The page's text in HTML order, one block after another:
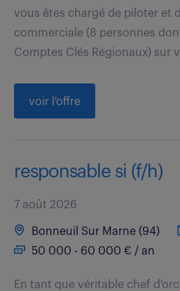
vous êtes chargé de piloter et
commerciale (8 personnes
Comptes Clés Régionaux) sur
voir l'offre
responsable si (f/h)
7 août 2026
Bonneuil Sur Marne (94)
50 000 - 60 000 € / an
En tant que véritable chef